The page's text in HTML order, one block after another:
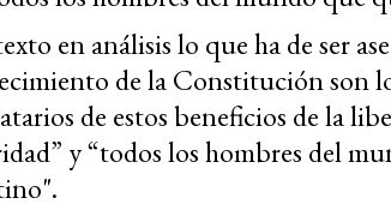
en análisis lo que ha de ser
de la Constitución son
de estos beneficios de la
y “todos los hombres del